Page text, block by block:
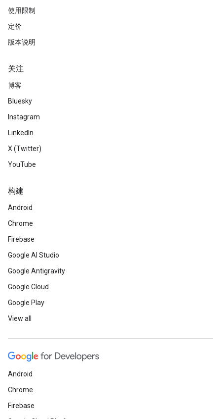
使用限制
定价
版本说明
关注
博客
Bluesky
Instagram
LinkedIn
X (Twitter)
YouTube
构建
Android
Chrome
Firebase
Google AI Studio
Google Antigravity
Google Cloud
Google Play
View all
Android
Chrome
Firebase